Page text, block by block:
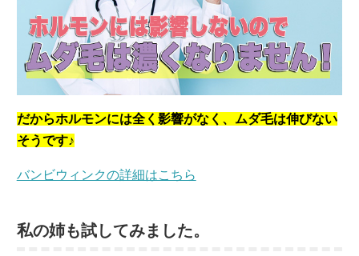
だからホルモンには全く影響がなく、ムダ毛は伸びない
そうです♪
バンビウィンクの詳細はこちら
私の姉も試してみました。